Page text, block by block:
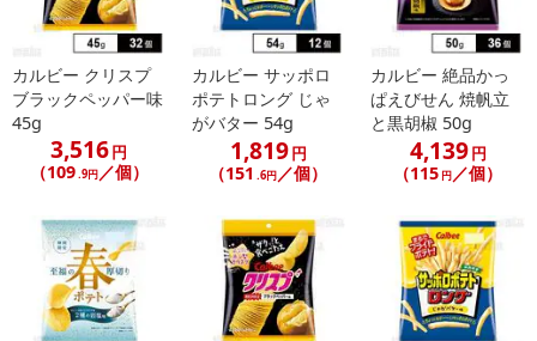
カルビー クリスプ
ブラックペッパー味
45g
3,516円
（109.9円／個）
カルビー サッポロ
ポテトロング じゃ
がバター 54g
1,819円
（151 .6円 ／個）
カルビー 絶品かっ
ぱえびせん 焼帆立
と黒胡椒 50g
4,139円
（115 円 ／個）